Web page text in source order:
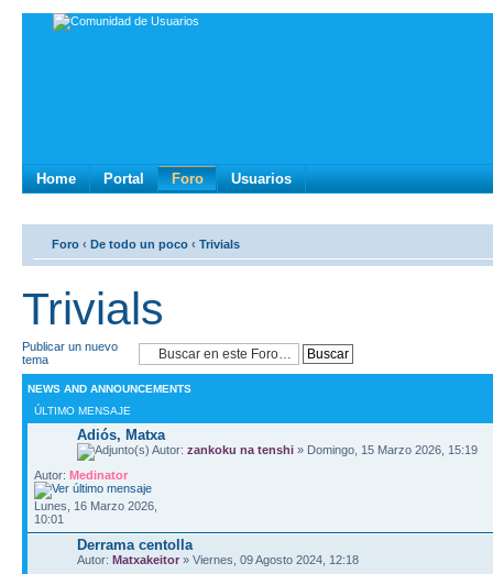
Home Portal Foro Usuarios
Foro ‹ De todo un poco ‹ Trivials
Trivials
Publicar un nuevo
tema
NEWS AND ANNOUNCEMENTS
ÚLTIMO MENSAJE
Adiós, Matxa
Autor: zankoku na tenshi » Domingo, 15 Marzo 2026, 15:19
Autor: Medinator
Lunes, 16 Marzo 2026,
10:01
Derrama centolla
Autor: Matxakeitor » Viernes, 09 Agosto 2024, 12:18